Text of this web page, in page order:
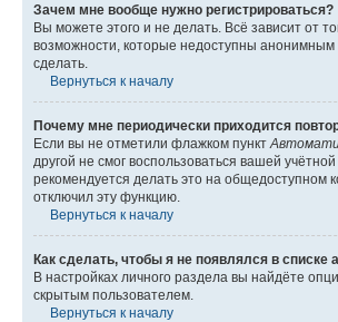
Зачем мне вообще нужно регистрироваться?
Вы можете этого и не делать. Всё зависит от
возможности, которые недоступны анонимным
сделать.
Вернуться к началу
Почему мне периодически приходится
Если вы не отметили флажком пункт
другой не смог воспользоваться вашей
рекомендуется делать это на общедоступном
отключил эту функцию.
Вернуться к началу
Как сделать, чтобы я не появлялся в списке
В настройках личного раздела вы найдёте
скрытым пользователем.
Вернуться к началу